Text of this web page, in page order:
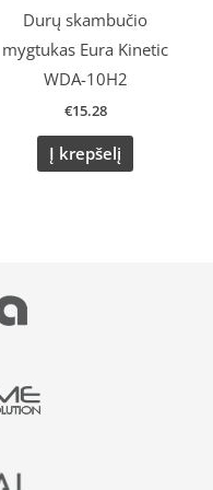
Durų skambučio
mygtukas Eura Kinetic
WDA-10H2
€15.28
Į krepšelį